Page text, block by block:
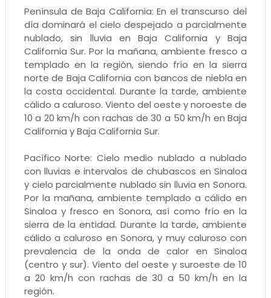
Península de Baja California: En el transcurso del
día dominará el cielo despejado a parcialmente
nublado, sin lluvia en Baja California y Baja
California Sur. Por la mañana, ambiente fresco a
templado en la región, siendo frío en la sierra
norte de Baja California con bancos de niebla en
la costa occidental. Durante la tarde, ambiente
cálido a caluroso. Viento del oeste y noroeste de
10 a 20 km/h con rachas de 30 a 50 km/h en Baja
California y Baja California Sur.
Pacífico Norte: Cielo medio nublado a nublado
con lluvias e intervalos de chubascos en Sinaloa
y cielo parcialmente nublado sin lluvia en Sonora.
Por la mañana, ambiente templado a cálido en
Sinaloa y fresco en Sonora, así como frío en la
sierra de la entidad. Durante la tarde, ambiente
cálido a caluroso en Sonora, y muy caluroso con
prevalencia de la onda de calor en Sinaloa
(centro y sur). Viento del oeste y suroeste de 10
a 20 km/h con rachas de 30 a 50 km/h en la
región.